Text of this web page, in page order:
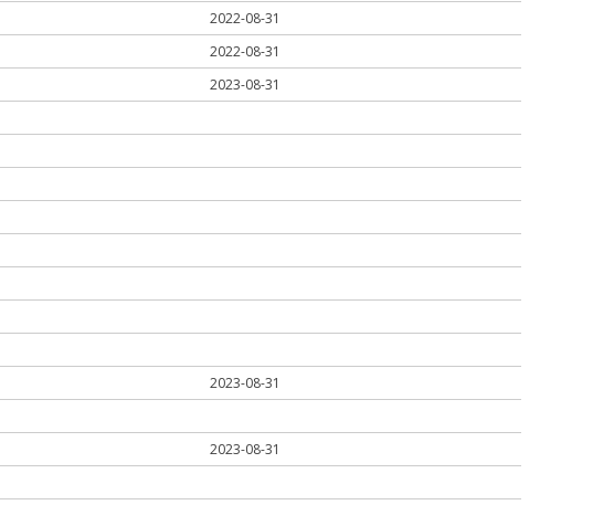
2022-08-31
2022-08-31
2023-08-31
2023-08-31
2023-08-31